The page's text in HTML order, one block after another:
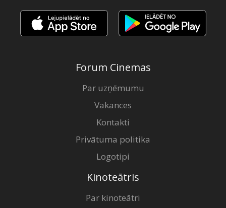
Forum Cinemas
Par uzņēmumu
Vakances
Kontakti
Privātuma politika
Logotipi
Kinoteātris
Par kinoteātri